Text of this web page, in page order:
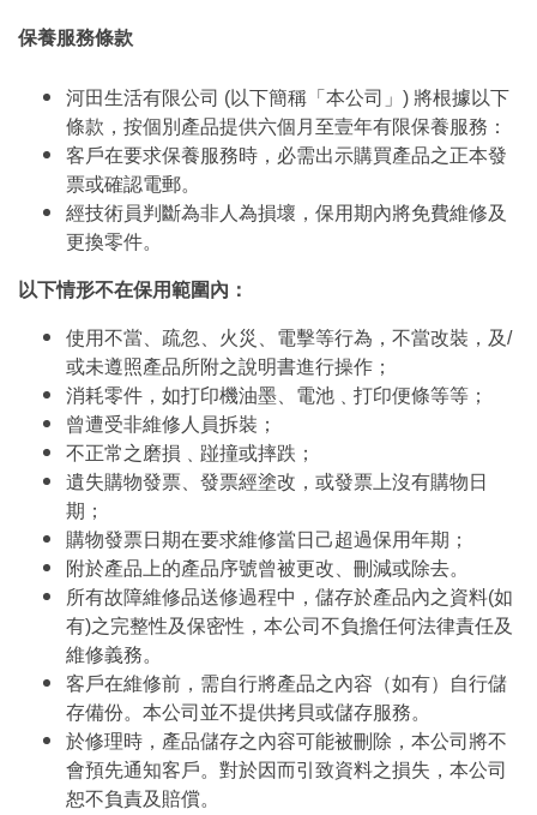
保養服務條款
河田生活有限公司 (以下簡稱「本公司」) 將根據以下
條款，按個別產品提供六個月至壹年有限保養服務：
客戶在要求保養服務時，必需出示購買產品之正本發
票或確認電郵。
經技術員判斷為非人為損壞，保用期內將免費維修及
更換零件。
以下情形不在保用範圍內：
使用不當、疏忽、火災、電擊等行為，不當改裝，及/
或未遵照產品所附之說明書進行操作；
消耗零件，如打印機油墨、電池﹑打印便條等等；
曾遭受非維修人員拆裝；
不正常之磨損﹑踫撞或摔跌；
遺失購物發票、發票經塗改，或發票上沒有購物日
期；
購物發票日期在要求維修當日己超過保用年期；
附於產品上的產品序號曾被更改、刪減或除去。
所有故障維修品送修過程中，儲存於產品內之資料(如
有)之完整性及保密性，本公司不負擔任何法律責任及
維修義務。
客戶在維修前，需自行將產品之內容（如有）自行儲
存備份。本公司並不提供拷貝或儲存服務。
於修理時，產品儲存之內容可能被刪除，本公司將不
會預先通知客戶。對於因而引致資料之損失，本公司
恕不負責及賠償。